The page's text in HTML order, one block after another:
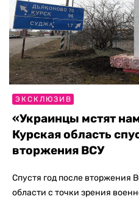
ЭКСКЛЮЗИВ
«Украинцы мстят
Курская область
вторжения ВСУ
Спустя год после вторжения
области с точки зрения